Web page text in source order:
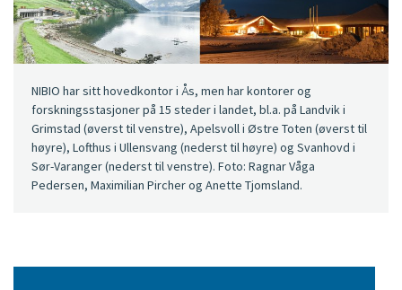
NIBIO har sitt hovedkontor i Ås, men har kontorer og
forskningsstasjoner på 15 steder i landet, bl.a. på Landvik i
Grimstad (øverst til venstre), Apelsvoll i Østre Toten (øverst til
høyre), Lofthus i Ullensvang (nederst til høyre) og Svanhovd i
Sør-Varanger (nederst til venstre). Foto: Ragnar Våga
Pedersen, Maximilian Pircher og Anette Tjomsland.